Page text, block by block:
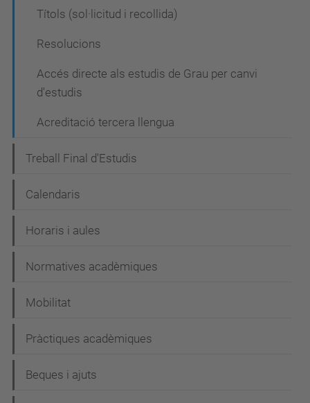
Títols (sol·licitud i recollida)
Resolucions
Accés directe als estudis de Grau per canvi
d'estudis
Acreditació tercera llengua
Treball Final d'Estudis
Calendaris
Horaris i aules
Normatives acadèmiques
Mobilitat
Pràctiques acadèmiques
Beques i ajuts